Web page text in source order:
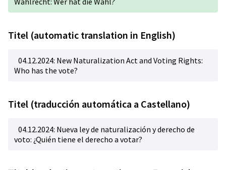
Titel (automatic translation in English)
04.12.2024: New Naturalization Act and Voting Rights:
Who has the vote?
Titel (traducción automática a Castellano)
04.12.2024: Nueva ley de naturalización y derecho de
voto: ¿Quién tiene el derecho a votar?